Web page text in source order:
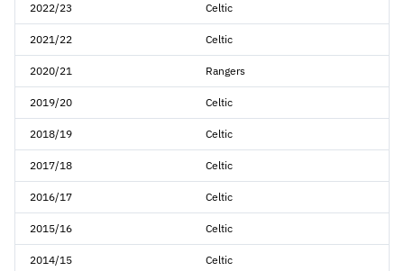
2022/23 Celtic
2021/22 Celtic
2020/21 Rangers
2019/20 Celtic
2018/19 Celtic
2017/18 Celtic
2016/17 Celtic
2015/16 Celtic
2014/15 Celtic